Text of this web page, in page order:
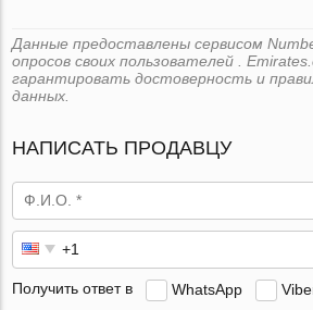
Данные предоставлены сервисом
опросов своих пользователей .
гарантировать достоверность и
данных.
НАПИСАТЬ ПРОДАВЦУ
Получить ответ в WhatsApp